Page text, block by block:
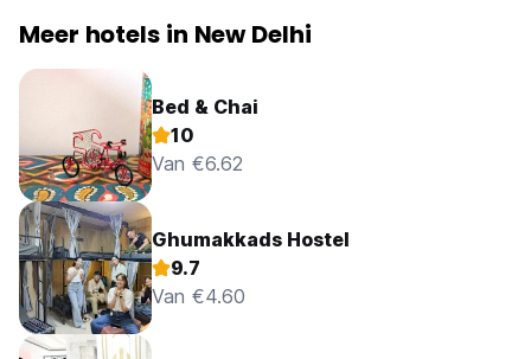
Meer hotels in New Delhi
Bed & Chai
10
Van €6.62
Ghumakkads Hostel
9.7
Van €4.60